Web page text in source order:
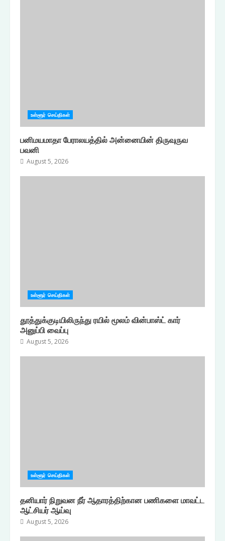
உள்ளூர் செய்திகள்
பனிமயமாதா பேராலயத்தில் அன்னையின் திருவுருவ
பவனி
August 5, 2026
உள்ளூர் செய்திகள்
தூத்துக்குடியிலிருந்து ரயில் மூலம் வின்பாஸ்ட் கார்
அனுப்பி வைப்பு
August 5, 2026
உள்ளூர் செய்திகள்
தனியார் நிறுவன நீர் ஆதாரத்திற்கான பணிகளை மாவட்ட
ஆட்சியர் ஆய்வு
August 5, 2026